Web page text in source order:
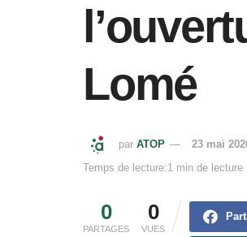
Lomé
par ATOP 23 mai
Temps de lecture:1 min de lecture
0
PARTAGES
0
VUES